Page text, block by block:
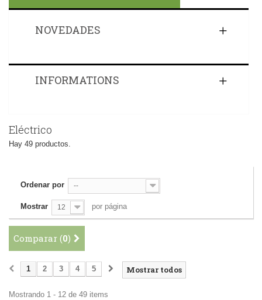
NOVEDADES
INFORMATIONS
Eléctrico
Hay 49 productos.
Ordenar por --
Mostrar 12 por página
Comparar (0)
Mostrar todos
1 2 3 4 5
Mostrando 1 - 12 de 49 items